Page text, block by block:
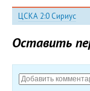
ЦСКА 2:0 Сириус
Оставить